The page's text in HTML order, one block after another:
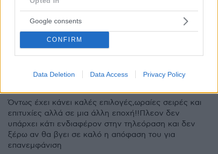
Google consents
CONFIRM
Data Deletion Data Access Privacy Policy
οχι ρε Πανο
08.06.2026, 21:39
στα γεραματα να εκτεθεις, μια χαρα ειχες αποσυρθει
08.06.2026, 15:19
Όντως έχει κάνει καλές επιλογές,ωραίες σειρές και
επιτυχίες αλλά σε μια άλλη εποχή!!Πλεον δεν
υπάρχει κάτι ενδιαφέρον στην τηλεόραση και δεν
ξέρω αν θα βγει σε καλό η απόφαση του για
επανεμφάνιση